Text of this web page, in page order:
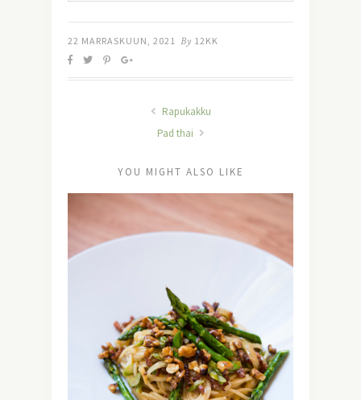
22 MARRASKUUN, 2021 By 12KK
Rapukakku
Pad thai
YOU MIGHT ALSO LIKE